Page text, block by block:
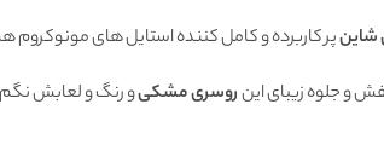
پر کاربرده و کامل کننده استایل های مونوکروم
و جلوه زیبای اینروسری مشکیو رنگ و لعابش